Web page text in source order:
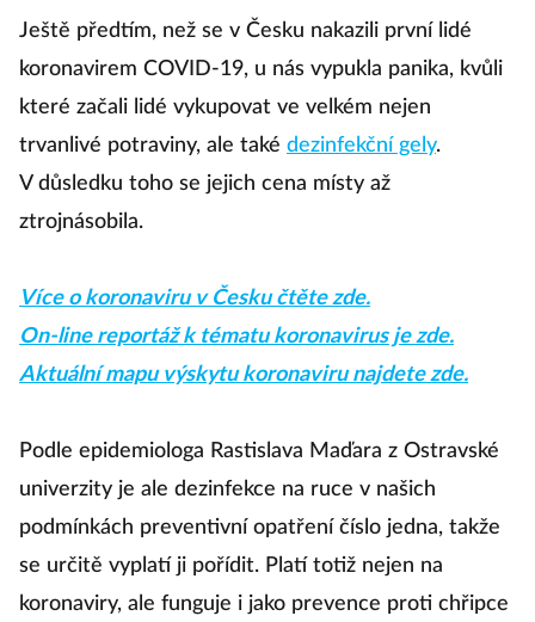
Ještě předtím, než se v Česku nakazili první lidé
koronavirem COVID-19, u nás vypukla panika, kvůli
které začali lidé vykupovat ve velkém nejen
trvanlivé potraviny, ale také dezinfekční gely.
V důsledku toho se jejich cena místy až
ztrojnásobila.
Více o koronaviru v Česku čtěte zde.
On-line reportáž k tématu koronavirus je zde.
Aktuální mapu výskytu koronaviru najdete zde.
Podle epidemiologa Rastislava Maďara z Ostravské
univerzity je ale dezinfekce na ruce v našich
podmínkách preventivní opatření číslo jedna, takže
se určitě vyplatí ji pořídit. Platí totiž nejen na
koronaviry, ale funguje i jako prevence proti chřipce